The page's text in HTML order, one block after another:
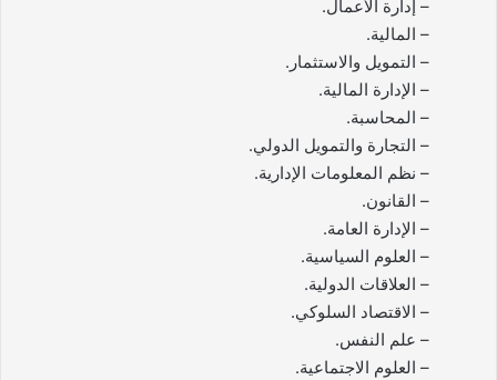
– إدارة الأعمال.
– المالية.
– التمويل والاستثمار.
– الإدارة المالية.
– المحاسبة.
– التجارة والتمويل الدولي.
– نظم المعلومات الإدارية.
– القانون.
– الإدارة العامة.
– العلوم السياسية.
– العلاقات الدولية.
– الاقتصاد السلوكي.
– علم النفس.
– العلوم الاجتماعية.